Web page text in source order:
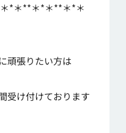
*＊**＊*＊**＊*＊
頑張りたい方は
受け付けております